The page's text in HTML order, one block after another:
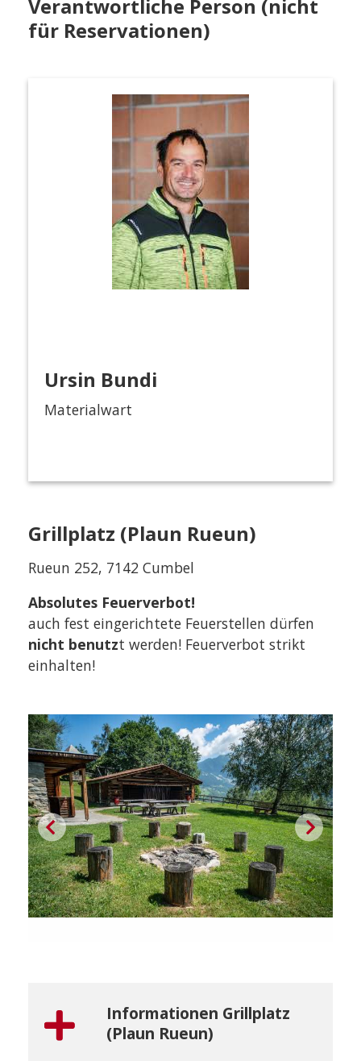
Verantwortliche Person (nicht
für Reservationen)
Ursin Bundi
Materialwart
Grillplatz (Plaun Rueun)
Rueun 252, 7142 Cumbel
Absolutes Feuerverbot!
auch fest eingerichtete Feuerstellen dürfen
nicht benutzt werden! Feuerverbot strikt
einhalten!
Informationen Grillplatz
(Plaun Rueun)